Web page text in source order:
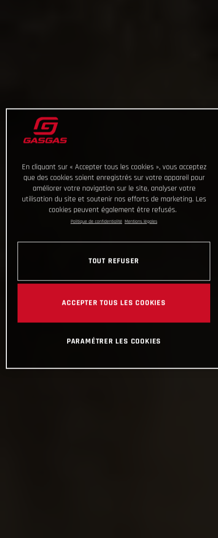
En cliquant sur « Accepter tous les cookies », vous acceptez
que des cookies soient enregistrés sur votre appareil pour
améliorer votre navigation sur le site, analyser votre
utilisation du site et soutenir nos efforts de marketing. Les
cookies peuvent également être refusés.
Politique de confidentialité Mentions légales
TOUT REFUSER
ACCEPTER TOUS LES COOKIES
PARAMÉTRER LES COOKIES